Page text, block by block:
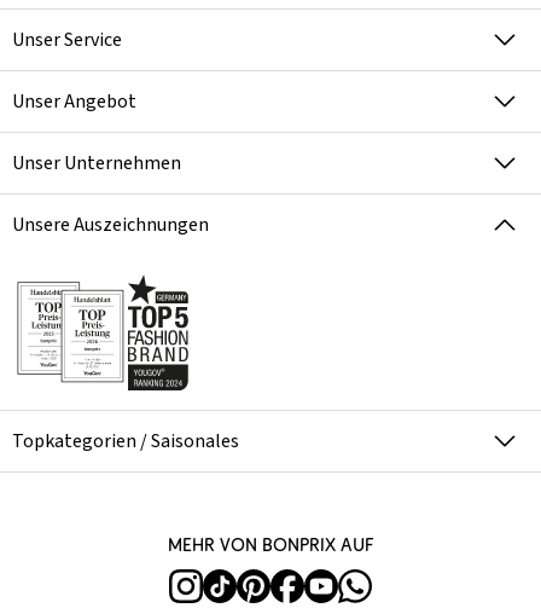
Unser Service
Unser Angebot
Unser Unternehmen
Unsere Auszeichnungen
Topkategorien / Saisonales
Mehr von bonprix auf